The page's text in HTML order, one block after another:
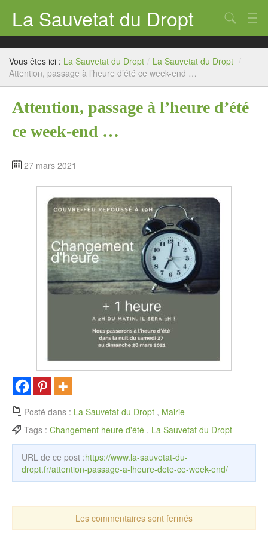
La Sauvetat du Dropt
Accueil
Mairie
Archives
Agenda 2026
Chercher
Vous êtes ici : La Sauvetat du Dropt / La Sauvetat du Dropt /
Attention, passage à l’heure d’été ce week-end …
Attention, passage à l’heure d’été
ce week-end …
27 mars 2021
Posté dans : La Sauvetat du Dropt , Mairie
Tags : Changement heure d'été , La Sauvetat du Dropt
URL de ce post :https://www.la-sauvetat-du-
dropt.fr/attention-passage-a-lheure-dete-ce-week-end/
Les commentaires sont fermés